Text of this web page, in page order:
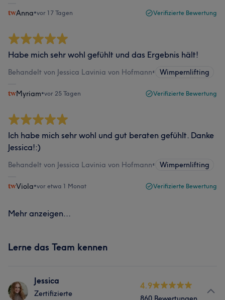
Anna•vor 17 Tagen Verifizierte Bewertung
Habe mich sehr wohl gefühlt und das Ergebnis hält!
Behandelt von Jessica Lavinia von Hofmann• Wimpernlifting
Myriam•vor 25 Tagen Verifizierte Bewertung
Ich habe mich sehr wohl und gut beraten gefühlt. Danke
Jessica!:)
Behandelt von Jessica Lavinia von Hofmann• Wimpernlifting
Viola•vor etwa 1 Monat Verifizierte Bewertung
Mehr anzeigen...
Lerne das Team kennen
Jessica
Zertifizierte
4.9